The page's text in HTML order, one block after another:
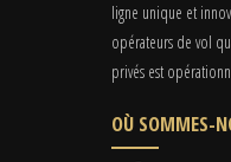
ligne unique et
opérateurs de vol
privés est
OÙ SOMMES-